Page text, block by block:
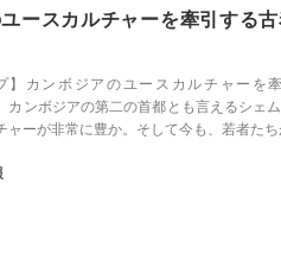
ースカルチャーを牽引する
】カンボジアのユースカルチャーを
カンボジアの第二の首都とも言えるシェ
ャーが非常に豊か。そして今も、若者た